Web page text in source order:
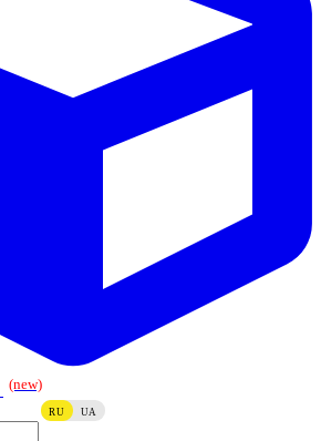
(new)
RU UA